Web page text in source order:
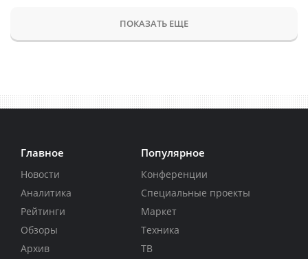
ПОКАЗАТЬ ЕЩЕ
Главное
Новости
Аналитика
Рейтинги
Обзоры
Архив
Популярное
Конференции
Специальные проекты
Маркет
Техника
ТВ